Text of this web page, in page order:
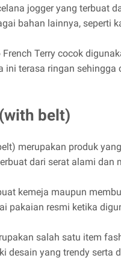
jogger yang terbuat
bahan lainnya, seperti
Terry cocok
ini terasa ringan
belt)
merupakan produk
dari serat alami dan
kemeja maupun
pakaian resmi ketika
salah satu item
desain yang trendy serta